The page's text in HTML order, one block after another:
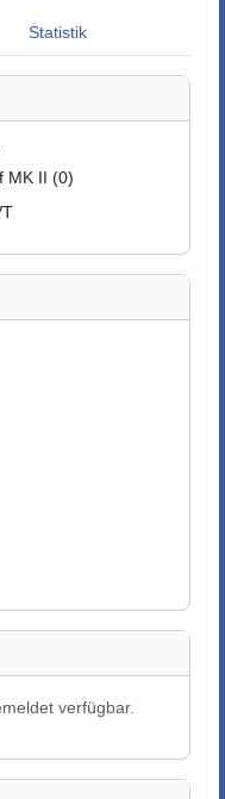
Statistik
MK II (0)
verfügbar.